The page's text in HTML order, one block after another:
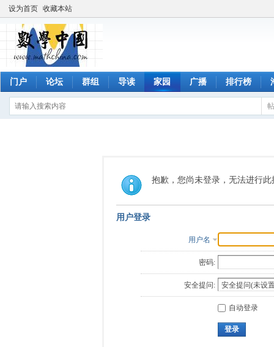
设为首页 收藏本站
门户 论坛 群组 导读 家园 广播 排行榜
抱歉，您尚未登录，无法进行此
用户登录
用户名
密码:
安全提问:
自动登录
登录